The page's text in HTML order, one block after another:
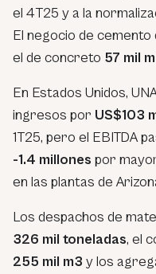
el 4T25 y a la
El negocio de cemento
el de concreto 57 mil
En Estados Unidos,
ingresos por US$103
1T25, pero el EBITDA
-1.4 millones por
en las plantas de
Los despachos de
326 mil toneladas, el
255 mil m3 y los